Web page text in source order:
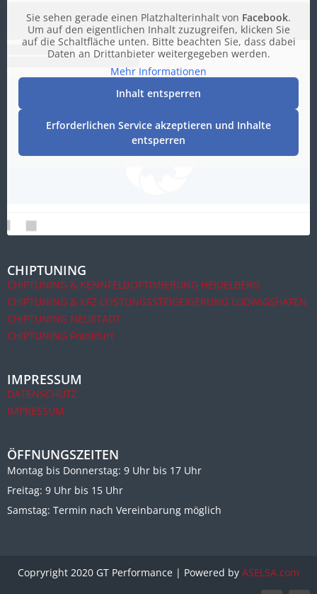
Sie sehen gerade einen Platzhalterinhalt von Facebook.
Um auf den eigentlichen Inhalt zuzugreifen, klicken Sie
auf die Schaltfläche unten. Bitte beachten Sie, dass dabei
Daten an Drittanbieter weitergegeben werden.
Mehr Informationen
Inhalt entsperren
Erforderlichen Service akzeptieren und Inhalte
entsperren
CHIPTUNING
CHIPTUNING & KENNFELDOPTIMIERUNG HEIDELBERG
CHIPTUNING & KFZ LEISTUNGSSTEIGEIGERUNG LUDWIGSHAFEN
CHIPTUNING NEUSTADT
CHIPTUNING Frankfurt
IMPRESSUM
DATENSCHUTZ
IMPRESSUM
ÖFFNUNGSZEITEN
Montag bis Donnerstag: 9 Uhr bis 17 Uhr
Freitag: 9 Uhr bis 15 Uhr
Samstag: Termin nach Vereinbarung möglich
Copryright 2020 GT Performance | Powered by ASELSA.com